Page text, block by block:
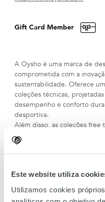
Este website utiliza
Utilizamos cookies
Gift Card Member
A Oysho é uma marca de
comprometida com a
sustentabilidade. Oferece
coleções técnicas,
desempenho e conforto
desportiva.
Além disso, as coleções
situação do dia-a-dia e
versatilidade. O foco no
motiva a Oysho a continuar